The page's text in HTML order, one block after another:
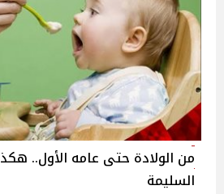
من الولادة حتى عامه الأول..
السليمة